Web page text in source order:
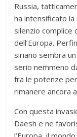
Russia,
ha intensificato
silenzio complice
dell’Europa.
siriano sembra
serio nemmeno
fra le potenze
rimanere ancora
Con questa
Daesh e ne